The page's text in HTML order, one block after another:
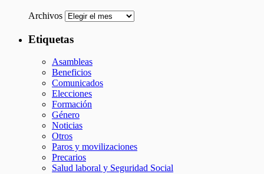
Archivos
Etiquetas
Asambleas
Beneficios
Comunicados
Elecciones
Formación
Género
Noticias
Otros
Paros y movilizaciones
Precarios
Salud laboral y Seguridad Social